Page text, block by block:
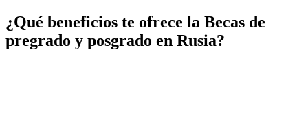
¿Qué beneficios te ofrece la Becas de
pregrado y posgrado en Rusia?